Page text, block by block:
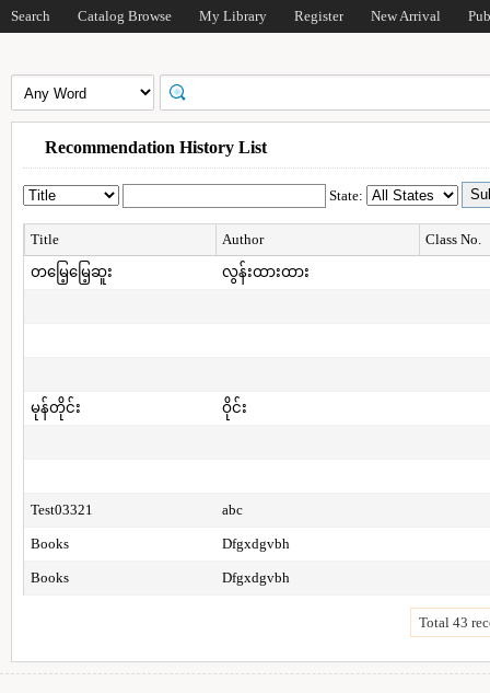
Search Catalog Browse My Library Register New Arrival
Recommendation History List
State:
Title Author
Class No.
တမြေ့မြေ့ဆူး
လွန်းထားထား
မုန်တိုင်း ဝိုင်း
Test03321 abc
Books Dfgxdgvbh
Books Dfgxdgvbh
Total 43